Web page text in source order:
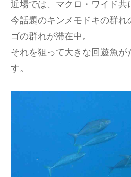
近場では、マクロ・ワイド共
今話題のキンメモドキの群れ
ゴの群れが滞在中。
それを狙って大きな回遊魚が
す。